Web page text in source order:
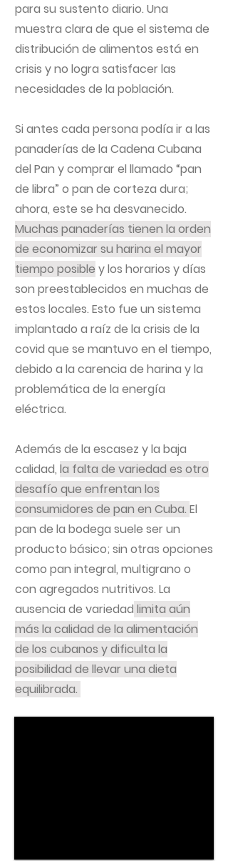
para su sustento diario. Una
muestra clara de que el sistema de
distribución de alimentos está en
crisis y no logra satisfacer las
necesidades de la población.
Si antes cada persona podía ir a las
panaderías de la Cadena Cubana
del Pan y comprar el llamado “pan
de libra” o pan de corteza dura;
ahora, este se ha desvanecido.
Muchas panaderías tienen la orden
de economizar su harina el mayor
tiempo posible y los horarios y días
son preestablecidos en muchas de
estos locales. Esto fue un sistema
implantado a raíz de la crisis de la
covid que se mantuvo en el tiempo,
debido a la carencia de harina y la
problemática de la energía
eléctrica.
Además de la escasez y la baja
calidad, la falta de variedad es otro
desafío que enfrentan los
consumidores de pan en Cuba. El
pan de la bodega suele ser un
producto básico; sin otras opciones
como pan integral, multigrano o
con agregados nutritivos. La
ausencia de variedad limita aún
más la calidad de la alimentación
de los cubanos y dificulta la
posibilidad de llevar una dieta
equilibrada.